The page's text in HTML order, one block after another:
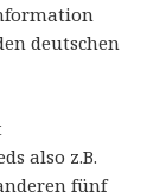
deutschen
also z.B.
fünf